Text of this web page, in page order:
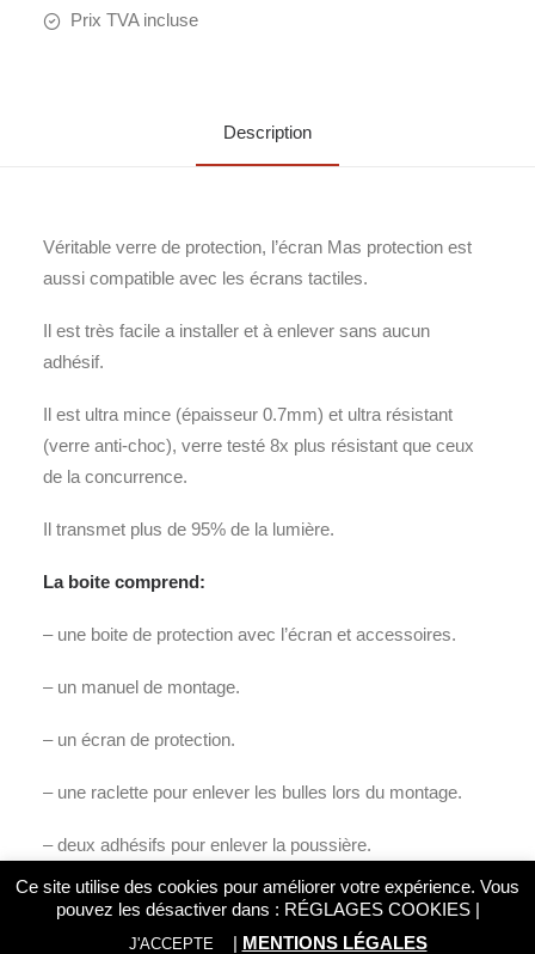
Prix TVA incluse
Description
Véritable verre de protection, l’écran Mas protection est
aussi compatible avec les écrans tactiles.
Il est très facile a installer et à enlever sans aucun
adhésif.
Il est ultra mince (épaisseur 0.7mm) et ultra résistant
(verre anti-choc), verre testé 8x plus résistant que ceux
de la concurrence.
Il transmet plus de 95% de la lumière.
La boite comprend:
– une boite de protection avec l’écran et accessoires.
– un manuel de montage.
– un écran de protection.
– une raclette pour enlever les bulles lors du montage.
– deux adhésifs pour enlever la poussière.
– une lingette de nettoyage.
– un tissu microfibre.
Ce site utilise des cookies pour améliorer votre expérience. Vous
pouvez les désactiver dans : RÉGLAGES COOKIES|
J'ACCEPTE | MENTIONS LÉGALES